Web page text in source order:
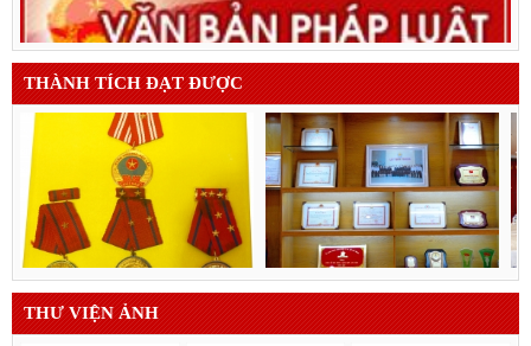
THÀNH TÍCH ĐẠT ĐƯỢC
THƯ VIỆN ẢNH